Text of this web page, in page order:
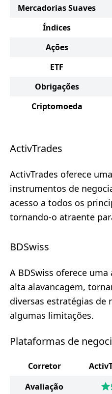
Mercadorias Suaves
Índices
Ações
ETF
Obrigações
Criptomoeda
ActivTrades
ActivTrades oferece
instrumentos de
acesso a todos os
tornando-o atraente
BDSwiss
A BDSwiss oferece
alta alavancagem,
diversas estratégias de
algumas limitações.
Plataformas de
Corretor
Avaliação